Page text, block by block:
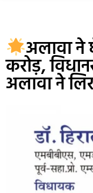
अलावा ने
करोड़,
अलावा ने